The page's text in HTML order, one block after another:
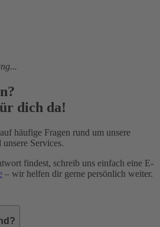
dich da!
häufige Fragen rund um unsere
Services.
findest, schreib uns einfach eine E-
– wir helfen dir gerne persönlich weiter.